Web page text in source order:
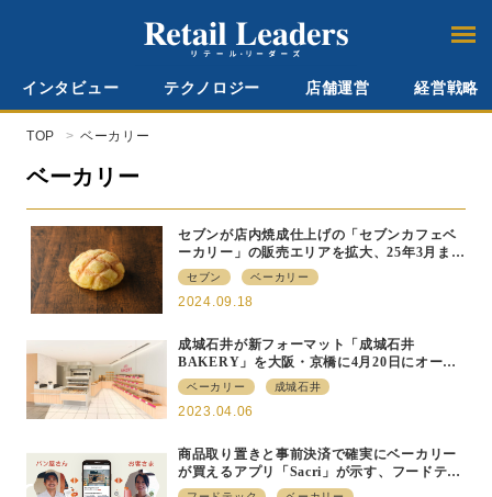
インタビュー テクノロジー 店舗運営 経営戦略
TOP ベーカリー
ベーカリー
セブンが店内焼成仕上げの「セブンカフェベ
ーカリー」の販売エリアを拡大、25年3月まで
に約3000店に
セブン ベーカリー
2024.09.18
成城石井が新フォーマット「成城石井
BAKERY」を大阪・京橋に4月20日にオープ
ン、50種以上のパンなどを展開
ベーカリー 成城石井
2023.04.06
商品取り置きと事前決済で確実にベーカリー
が買えるアプリ「Sacri」が示す、フードテッ
クの未来